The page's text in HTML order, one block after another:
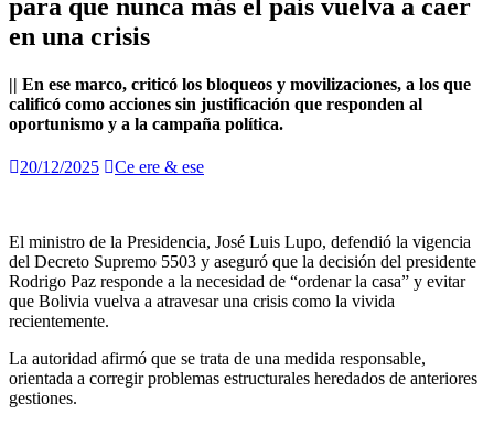
para que nunca más el país vuelva a caer
en una crisis
|| En ese marco, criticó los bloqueos y movilizaciones, a los que
calificó como acciones sin justificación que responden al
oportunismo y a la campaña política.
20/12/2025 Ce ere & ese
El ministro de la Presidencia, José Luis Lupo, defendió la vigencia
del Decreto Supremo 5503 y aseguró que la decisión del presidente
Rodrigo Paz responde a la necesidad de “ordenar la casa” y evitar
que Bolivia vuelva a atravesar una crisis como la vivida
recientemente.
La autoridad afirmó que se trata de una medida responsable,
orientada a corregir problemas estructurales heredados de anteriores
gestiones.